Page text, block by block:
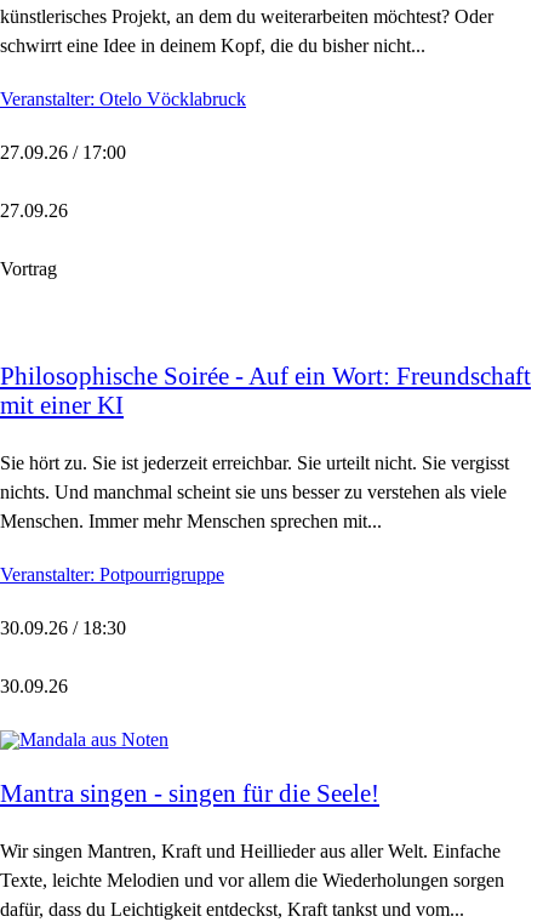
künstlerisches Projekt, an dem du weiterarbeiten möchtest? Oder
schwirrt eine Idee in deinem Kopf, die du bisher nicht...
Veranstalter: Otelo Vöcklabruck
27.09.26 / 17:00
27.09.26
Vortrag
Philosophische Soirée - Auf ein Wort: Freundschaft
mit einer KI
Sie hört zu. Sie ist jederzeit erreichbar. Sie urteilt nicht. Sie vergisst
nichts. Und manchmal scheint sie uns besser zu verstehen als viele
Menschen. Immer mehr Menschen sprechen mit...
Veranstalter: Potpourrigruppe
30.09.26 / 18:30
30.09.26
Mantra singen - singen für die Seele!
Wir singen Mantren, Kraft und Heillieder aus aller Welt. Einfache
Texte, leichte Melodien und vor allem die Wiederholungen sorgen
dafür, dass du Leichtigkeit entdeckst, Kraft tankst und vom...